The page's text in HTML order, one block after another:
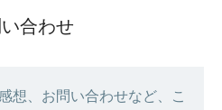
合わせ
想、お問い合わせなど、こ